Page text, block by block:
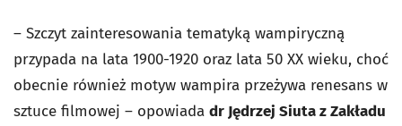
– Szczyt zainteresowania tematyką wampiryczną
przypada na lata 1900-1920 oraz lata 50 XX wieku, choć
obecnie również motyw wampira przeżywa renesans w
sztuce filmowej – opowiada dr Jędrzej Siuta z Zakładu